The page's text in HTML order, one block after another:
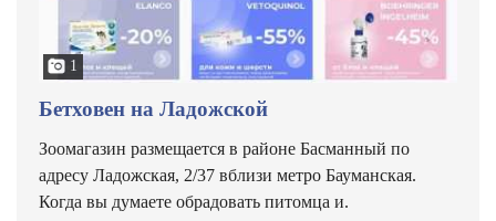
1
Бетховен на Ладожской
Зоомагазин размещается в районе Басманный по
адресу Ладожская, 2/37 вблизи метро Бауманская.
Когда вы думаете обрадовать питомца и.